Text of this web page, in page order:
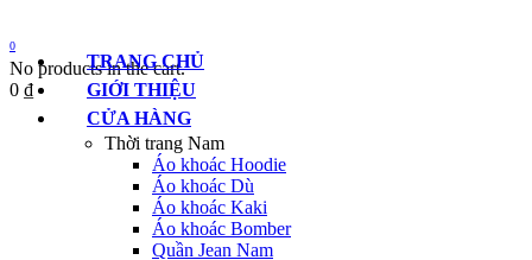
0
No products in the cart.
0 ₫
TRANG CHỦ
GIỚI THIỆU
CỬA HÀNG
Thời trang Nam
Áo khoác Hoodie
Áo khoác Dù
Áo khoác Kaki
Áo khoác Bomber
Quần Jean Nam